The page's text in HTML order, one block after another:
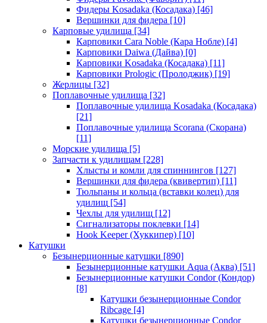
Фидеры Kosadaka (Косадака) [46]
Вершинки для фидера [10]
Карповые удилища [34]
Карповики Cara Noble (Кара Нобле) [4]
Карповики Daiwa (Дайва) [0]
Карповики Kosadaka (Косадака) [11]
Карповики Prologic (Пролоджик) [19]
Жерлицы [32]
Поплавочные удилища [32]
Поплавочные удилища Kosadaka (Косадака)
[21]
Поплавочные удилища Scorana (Скорана)
[11]
Морские удилища [5]
Запчасти к удилищам [228]
Хлысты и комли для спиннингов [127]
Вершинки для фидера (квивертип) [11]
Тюльпаны и кольца (вставки колец) для
удилищ [54]
Чехлы для удилищ [12]
Сигнализаторы поклевки [14]
Hook Keeper (Хуккипер) [10]
Катушки
Безынерционные катушки [890]
Безынерционные катушки Aqua (Аква) [51]
Безынерционные катушки Condor (Кондор)
[8]
Катушки безынерционные Condor
Ribcage [4]
Катушки безынерционные Condor